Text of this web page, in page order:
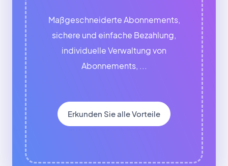
Maßgeschneiderte Abonnements,
sichere und einfache Bezahlung,
individuelle Verwaltung von
Abonnements, ...
Erkunden Sie alle Vorteile